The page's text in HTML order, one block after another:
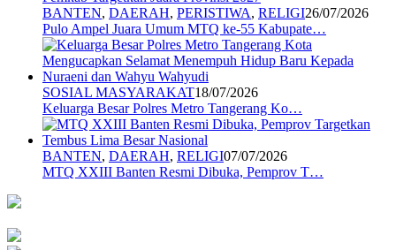
BANTEN, DAERAH, PERISTIWA, RELIGI26/07/2026
Pulo Ampel Juara Umum MTQ ke-55 Kabupate…
SOSIAL MASYARAKAT18/07/2026
Keluarga Besar Polres Metro Tangerang Ko…
BANTEN, DAERAH, RELIGI07/07/2026
MTQ XXIII Banten Resmi Dibuka, Pemprov T…